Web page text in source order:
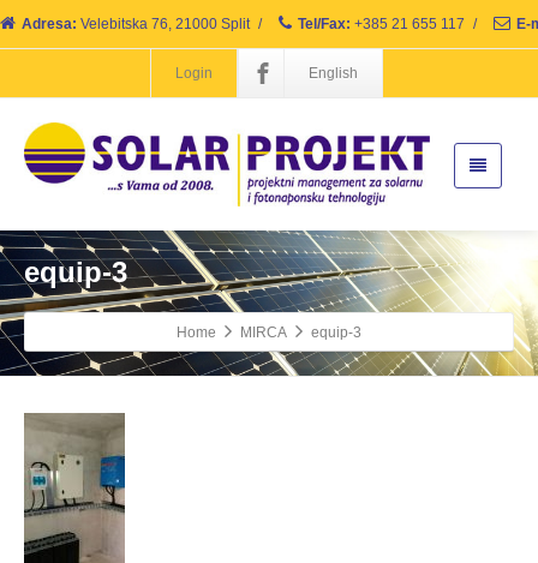
Adresa: Velebitska 76, 21000 Split / Tel/Fax: +385 21 655 117 / E-
Login English
equip-3
Home MIRCA equip-3